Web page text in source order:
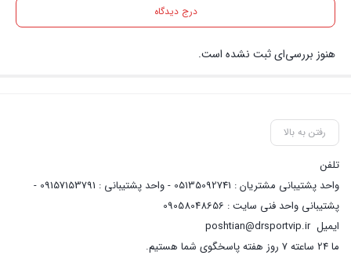
درج دیدگاه
هنوز بررسی‌ای ثبت نشده است.
رفتن به بالا
تلفن
واحد پشتیبانی مشتریان : 05135092741 - واحد پشتیبانی : 09157153791 -
پشتیبانی واحد فنی سایت : 09058048656
ایمیلposhtian@drsportvip.ir
ما 24 ساعته 7 روز هفته پاسخگوی شما هستیم.